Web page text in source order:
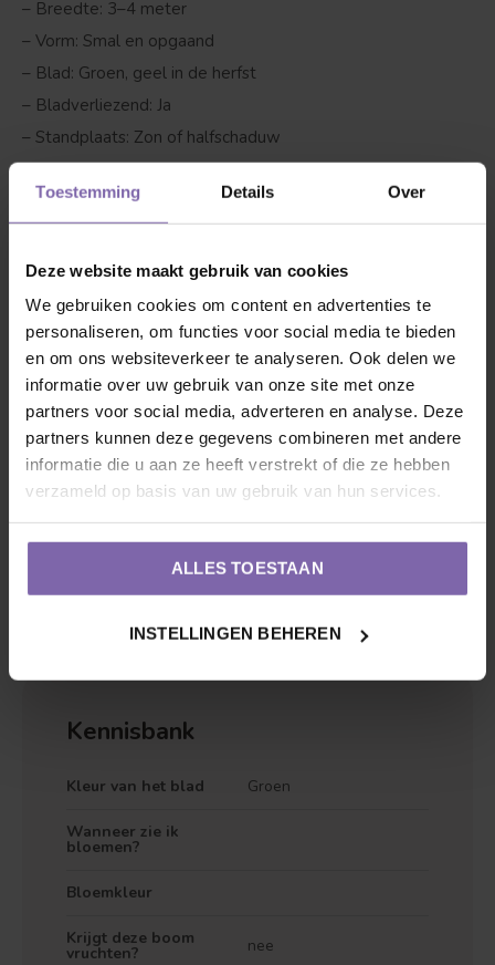
Toestemming Details Over
Deze website maakt gebruik van cookies
We gebruiken cookies om content en advertenties te
personaliseren, om functies voor social media te bieden
en om ons websiteverkeer te analyseren. Ook delen we
informatie over uw gebruik van onze site met onze
partners voor social media, adverteren en analyse. Deze
partners kunnen deze gegevens combineren met andere
informatie die u aan ze heeft verstrekt of die ze hebben
verzameld op basis van uw gebruik van hun services.
ALLES TOESTAAN
INSTELLINGEN BEHEREN
– Breedte: 3–4 meter
– Vorm: Smal en opgaand
– Blad: Groen, geel in de herfst
– Bladverliezend: Ja
– Standplaats: Zon of halfschaduw
– Grond: Geschikt voor bijna alle bodems
– Winterhard: Ja
Bestel deAcer campestre 'Green Column'
online. Een sterke, smalle boom die weinig plek nodig heeft
en het hele jaar door iets te bieden heeft.
Bekijk hieronder de accessoires waar de veldesdoorn blij
van wordt. Wij zorgen voor een veilig transport voor jouw
boom, zodat deze niet beschadigd raakt. Liever de bomen
eerst even in het 'echt' bekijken? Maak kennis met ons
concept:Discover your own tree. Omdat we er zeker van
Kennisbank
Kleur van het blad Groen
Wanneer zie ik
bloemen?
Bloemkleur
Krijgt deze boom
vruchten? nee